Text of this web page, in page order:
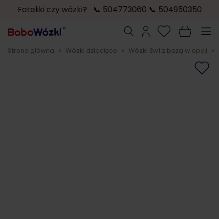
Foteliki czy wózki? 📞 504773060 📞 504950350
Szukaj
Strona główna > Wózki dziecięce > Wózki 3w1 z bazą w opcji >